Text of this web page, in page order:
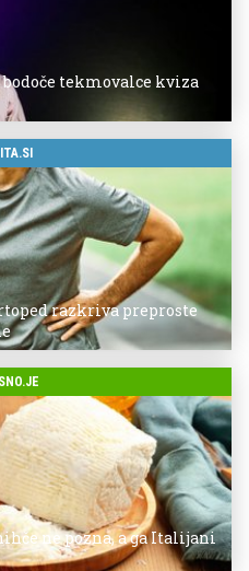
tekmovalce kviza
razkriva preproste
ne pozna, a ga Italijani